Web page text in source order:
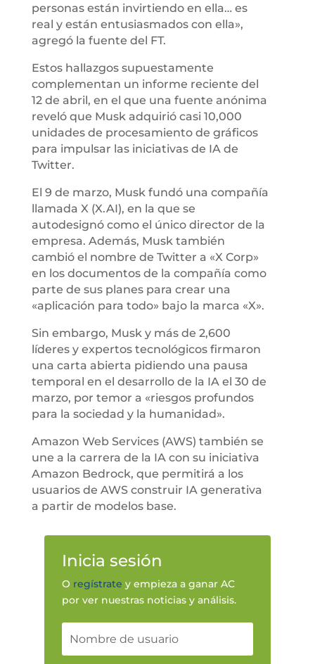
personas están invirtiendo en ella… es
real y están entusiasmados con ella»,
agregó la fuente del FT.
Estos hallazgos supuestamente
complementan un informe reciente del
12 de abril, en el que una fuente anónima
reveló que Musk adquirió casi 10,000
unidades de procesamiento de gráficos
para impulsar las iniciativas de IA de
Twitter.
El 9 de marzo, Musk fundó una compañía
llamada X (X.AI), en la que se
autodesignó como el único director de la
empresa. Además, Musk también
cambió el nombre de Twitter a «X Corp»
en los documentos de la compañía como
parte de sus planes para crear una
«aplicación para todo» bajo la marca «X».
Sin embargo, Musk y más de 2,600
líderes y expertos tecnológicos firmaron
una carta abierta pidiendo una pausa
temporal en el desarrollo de la IA el 30 de
marzo, por temor a «riesgos profundos
para la sociedad y la humanidad».
Amazon Web Services (AWS) también se
une a la carrera de la IA con su iniciativa
Amazon Bedrock, que permitirá a los
usuarios de AWS construir IA generativa
a partir de modelos base.
Inicia sesión
O regístrate y empieza a ganar AC
por ver nuestras noticias y análisis.